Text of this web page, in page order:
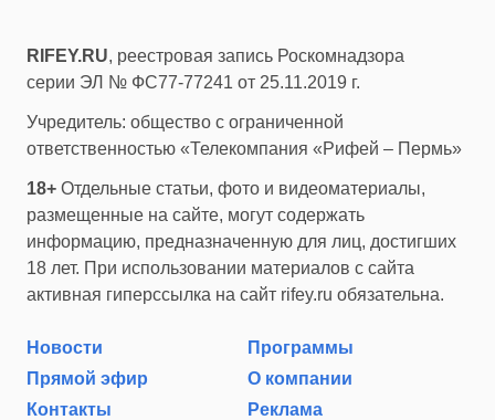
RIFEY.RU, реестровая запись Роскомнадзора
серии ЭЛ № ФС77-77241 от 25.11.2019 г.
Учредитель: общество с ограниченной
ответственностью «Телекомпания «Рифей – Пермь»
18+ Отдельные статьи, фото и видеоматериалы,
размещенные на сайте, могут содержать
информацию, предназначенную для лиц, достигших
18 лет. При использовании материалов с сайта
активная гиперссылка на сайт rifey.ru обязательна.
Новости
Программы
Прямой эфир
О компании
Контакты
Реклама